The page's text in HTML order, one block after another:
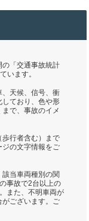
の「交通事故統計
います。
、天候、信号、衝
しており、色や形
で、事故のイメ
歩行者含む）まで
ジの文字情報をご
該当車両種別の関
事故で2台以上の
また、不明車両が
ございます。ご